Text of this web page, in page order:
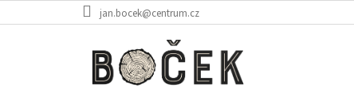
na
jan.bocek@centrum.cz